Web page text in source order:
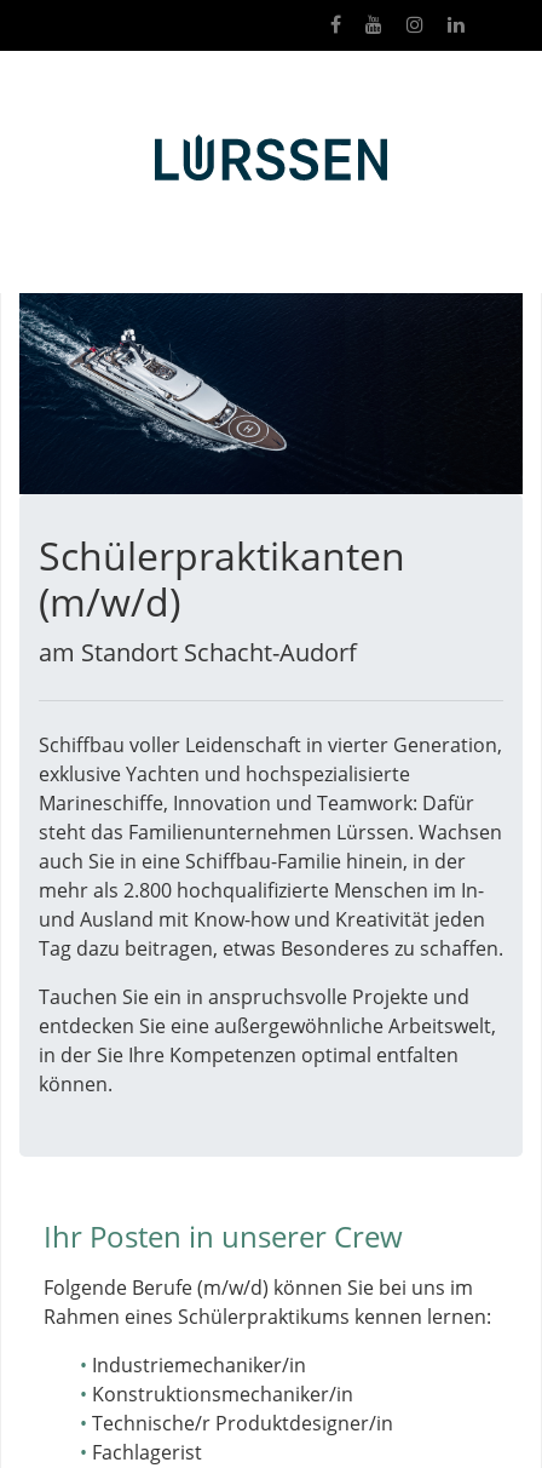
Schülerpraktikanten
(m/w/d)
am Standort Schacht-Audorf
Schiffbau voller Leidenschaft in vierter Generation,
exklusive Yachten und hochspezialisierte
Marineschiffe, Innovation und Teamwork: Dafür
steht das Familienunternehmen Lürssen. Wachsen
auch Sie in eine Schiffbau-Familie hinein, in der
mehr als 2.800 hochqualifizierte Menschen im In-
und Ausland mit Know-how und Kreativität jeden
Tag dazu beitragen, etwas Besonderes zu schaffen.
Tauchen Sie ein in anspruchsvolle Projekte und
entdecken Sie eine außergewöhnliche Arbeitswelt,
in der Sie Ihre Kompetenzen optimal entfalten
können.
Ihr Posten in unserer Crew
Folgende Berufe (m/w/d) können Sie bei uns im
Rahmen eines Schülerpraktikums kennen lernen:
Industriemechaniker/in
Konstruktionsmechaniker/in
Technische/r Produktdesigner/in
Fachlagerist